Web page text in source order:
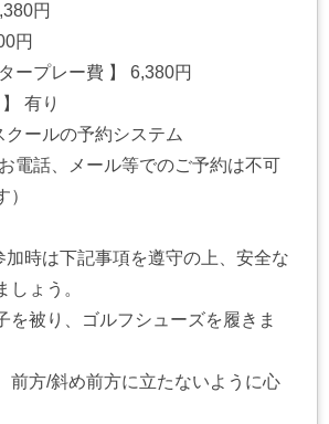
円
円
ープレー費 】 6,380円
有り
クールの予約システム
電話、メール等でのご予約は不可
）
加時は下記事項を遵守の上、安全な
しょう。
被り、ゴルフシューズを履きま
前方/斜め前方に立たないように心